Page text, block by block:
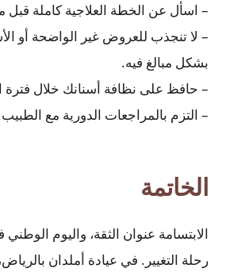
– اسأل عن الخطة العلاجية كاملة قبل
– لا تنجذب للعروض غير الواضحة أو
بشكل مبالغ فيه.
– حافظ على نظافة أسنانك خلال فترة
– التزم بالمراجعات الدورية مع
الخاتمة
الابتسامة عنوان الثقة، واليوم الوطني
رحلة التغيير. في عيادة أملدان